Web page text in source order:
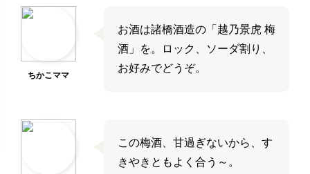
ちかこママ
お酒は諸橋酒造の「越乃景虎 梅
酒」を。ロック、ソーダ割り、
お好みでどうぞ。
この梅酒、甘過ぎないから、す
きやきともよく合う～。